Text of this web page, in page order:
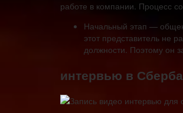
работе в компании. Процесс
Начальный этап —
этот представитель не
должности. Поэтому он
интервью в